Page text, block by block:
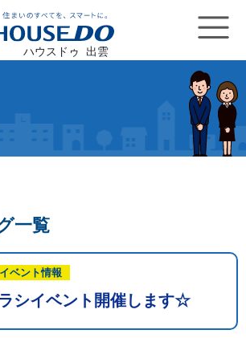
ハウスドゥ 出雲
一覧
イベント情報
シイベント開催します☆